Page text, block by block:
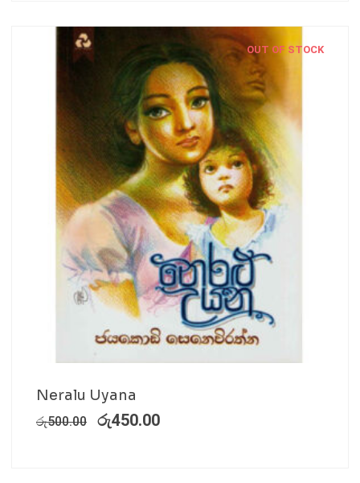
OUT OF STOCK
Neralu Uyana
රු500.00 රු450.00